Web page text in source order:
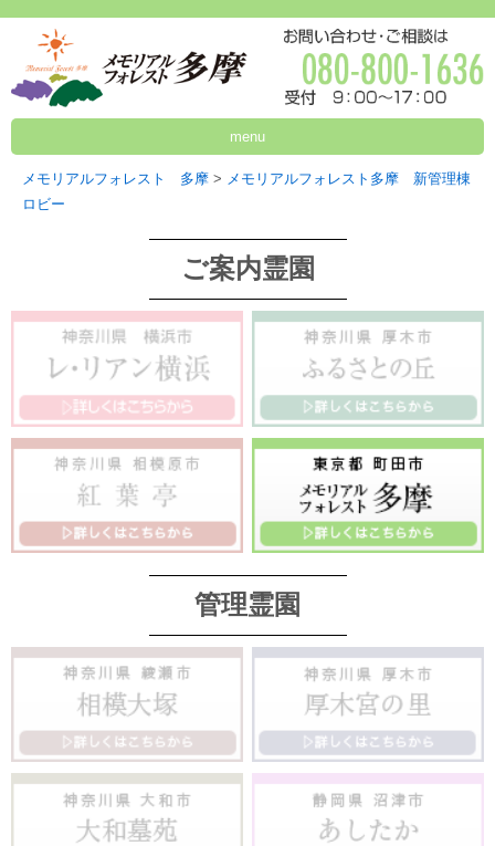
menu
メモリアルフォレスト 多摩 > メモリアルフォレスト多摩 新管理棟
ロビー
ご案内霊園
管理霊園